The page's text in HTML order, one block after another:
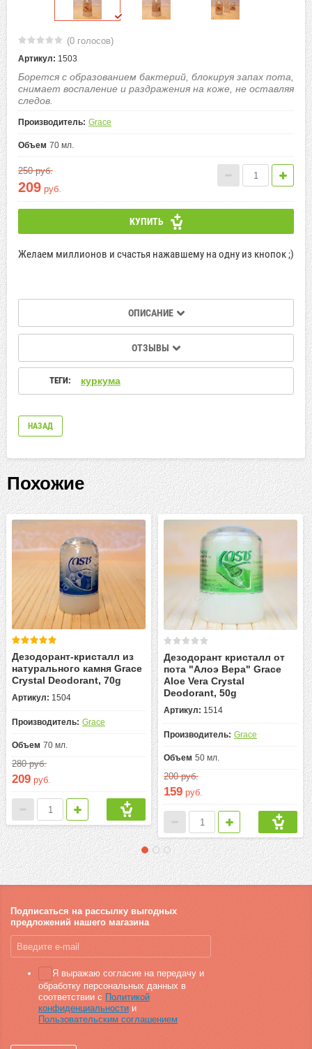
(0 голосов)
Артикул: 1503
Борется с образованием бактерий, блокируя запах пота,
снимает воспаление и раздражения на коже, не оставляя
следов.
Производитель: Grace
Объем 70 мл.
250руб.
209 руб.
КУПИТЬ
Желаем миллионов и счастья нажавшему на одну из кнопок ;)
ОПИСАНИЕ
ОТЗЫВЫ
ТЕГИ: куркума
НАЗАД
Похожие
Дезодорант-кристалл из
натурального камня Grace
Crystal Deodorant, 70g
Артикул: 1504
Производитель: Grace
Объем 70 мл.
280руб.
209 руб.
Дезодорант кристалл от
пота "Алоэ Вера" Grace
Aloe Vera Crystal
Deodorant, 50g
Артикул: 1514
Производитель: Grace
Объем 50 мл.
200руб.
159 руб.
Подписаться на рассылку выгодных
предложений нашего магазина
Я выражаю согласие на передачу и
обработку персональных данных в
соответствии с Политикой
конфиденциальности и
Пользовательским соглашением